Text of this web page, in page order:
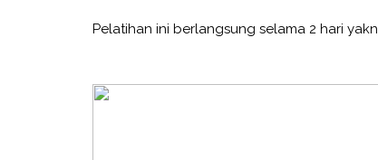
Pelatihan ini berlangsung selama 2 hari